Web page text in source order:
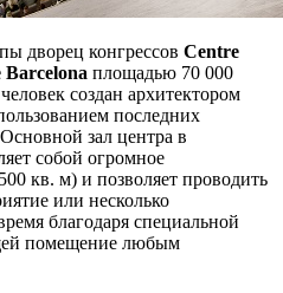
дворец конгрессов Centre
Barcelona площадью 70 000
создан архитектором
последних
зал центра в
собой огромное
кв. м) и позволяет проводить
или несколько
благодаря специальной
помещение любым